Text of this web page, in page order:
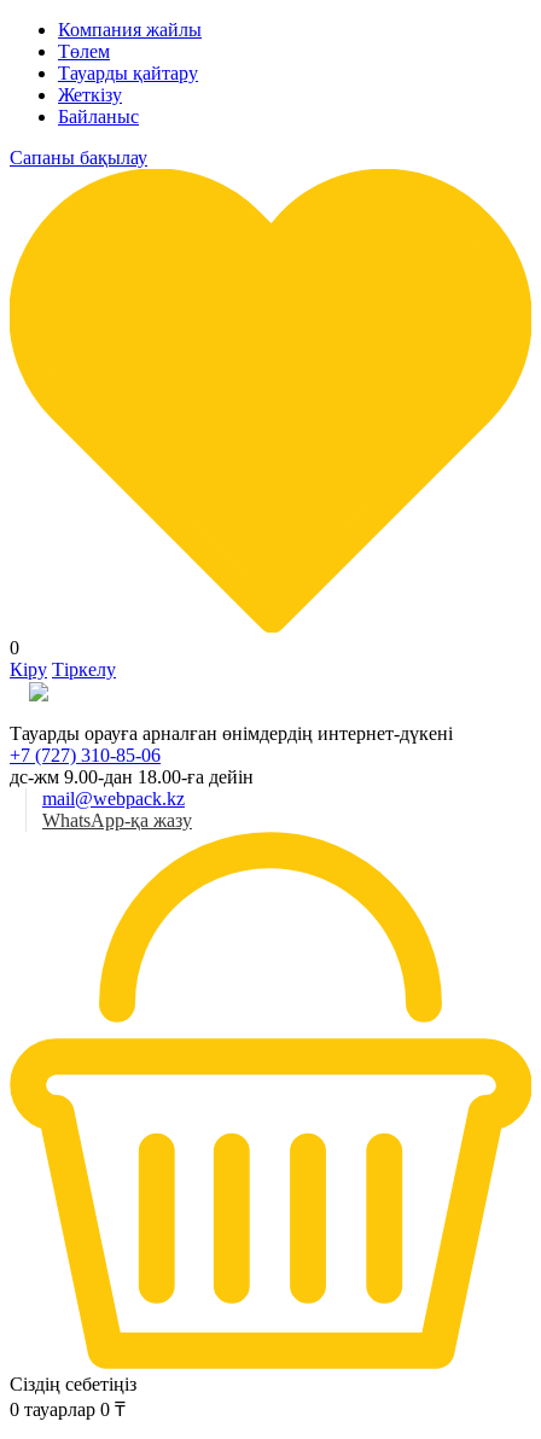
Компания жайлы
Төлем
Тауарды қайтару
Жеткізу
Байланыс
Сапаны бақылау
0
Кіру Тіркелу
Тауарды орауға арналған өнімдердің интернет-дүкені
+7 (727) 310-85-06
дс-жм 9.00-дан 18.00-ға дейін
mail@webpack.kz
WhatsApp-қа жазу
Сіздің себетіңіз
0 тауарлар 0 ₸